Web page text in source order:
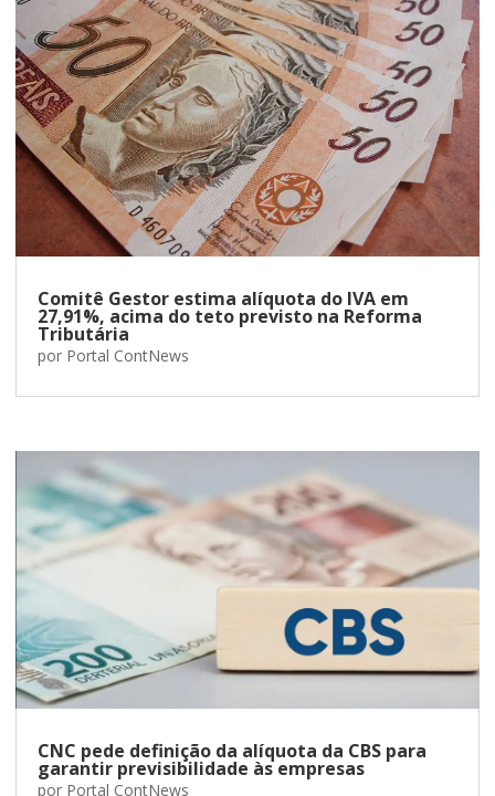
Comitê Gestor estima alíquota do IVA em
27,91%, acima do teto previsto na Reforma
Tributária
por Portal ContNews
CNC pede definição da alíquota da CBS para
garantir previsibilidade às empresas
por Portal ContNews